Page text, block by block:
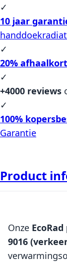
✓
10 jaar
✓
20%
✓
+4000 reviews
✓
100%
Garantie
Product
Onze
9016